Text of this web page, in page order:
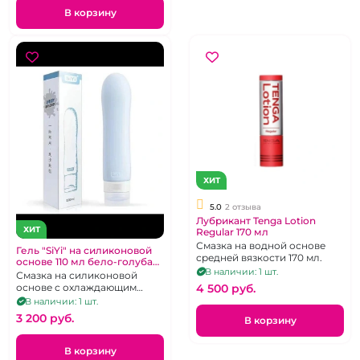
В корзину
ХИТ
Гель "SiYi" на силиконовой
основе 110 мл бело-голубая
упаковка
Смазка на силиконовой
основе с охлаждающим
эффектом.
В наличии: 1 шт.
3 200 pуб.
В корзину
ХИТ
5.0 2 отзыва
Лубрикант Tenga Lotion
Regular 170 мл
Смазка на водной основе
средней вязкости 170 мл.
В наличии: 1 шт.
4 500 pуб.
В корзину